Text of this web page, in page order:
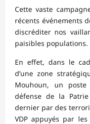
Cette vaste
récents événements
discréditer nos
paisibles populations.
En effet, dans le
d’une zone
Mouhoun, un
défense de la
dernier par des
VDP appuyés par